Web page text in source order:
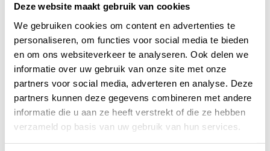
Deze website maakt gebruik van cookies
We gebruiken cookies om content en advertenties te
personaliseren, om functies voor social media te bieden
en om ons websiteverkeer te analyseren. Ook delen we
informatie over uw gebruik van onze site met onze
partners voor social media, adverteren en analyse. Deze
partners kunnen deze gegevens combineren met andere
informatie die u aan ze heeft verstrekt of die ze hebben
verzameld op basis van uw gebruik van hun services.
BEOORDELINGEN (0)
De Cosmo Fit Flight is het innovatieve Flight
en Shaft Systeem van Cosmo Darts.
Diverse Flight-vormen worden geïnstalleerd
door het volledige flight-systeem op de shaft
te duwen, waardoor een complete eenheid